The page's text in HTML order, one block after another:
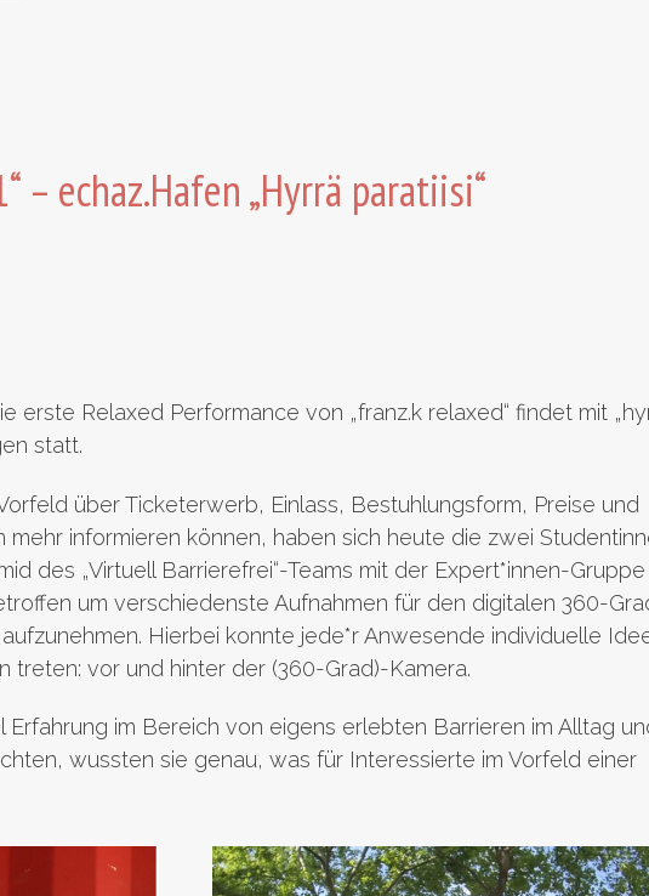
– echaz.Hafen „Hyrrä paratiisi“
erste Relaxed Performance von „franz.k relaxed“ findet mit
statt.
über Ticketerwerb, Einlass, Bestuhlungsform, Preise und
informieren können, haben sich heute die zwei
des „Virtuell Barrierefrei“-Teams mit der Expert*innen-
um verschiedenste Aufnahmen für den digitalen 360-
Hierbei konnte jede*r Anwesende individuelle
treten: vor und hinter der (360-Grad)-Kamera.
Erfahrung im Bereich von eigens erlebten Barrieren im Alltag
wussten sie genau, was für Interessierte im Vorfeld einer